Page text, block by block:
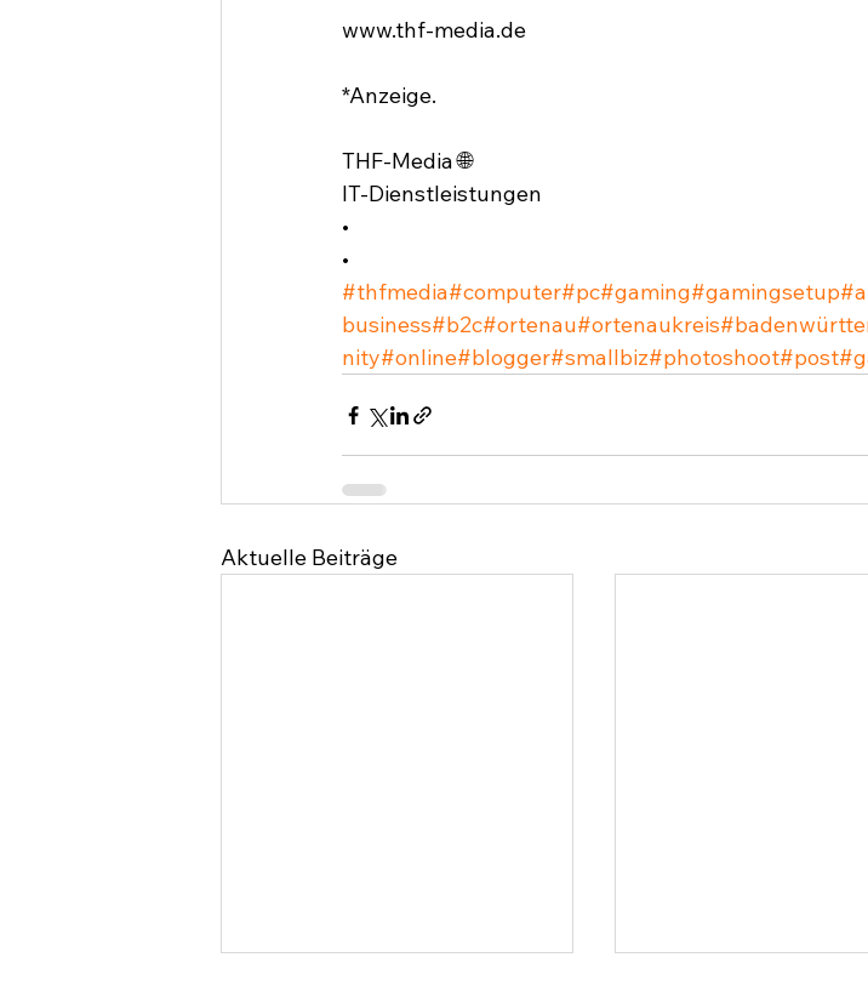
www.thf-media.de⁣
*Anzeige.⁣
THF-Media 🌐⁣
IT-Dienstleistungen⁣
•⁣
•⁣
#thfmedia#computer#pc#gaming#gamingsetup
business#b2c#ortenau#ortenaukreis
nity#online#blogger#smallbiz#photoshoot#post
Aktuelle Beiträge